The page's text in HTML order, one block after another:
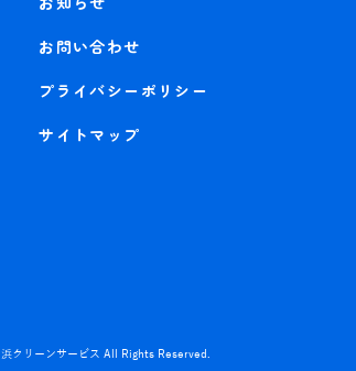
お問い合わせ
プライバシーポリシー
サイトマップ
浜クリーンサービス All Rights Reserved.